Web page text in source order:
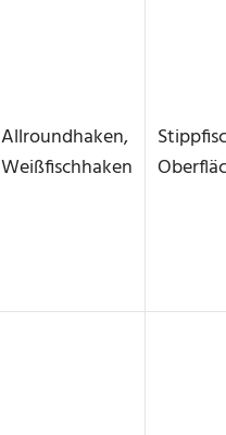
Allroundhaken,
Weißfischhaken